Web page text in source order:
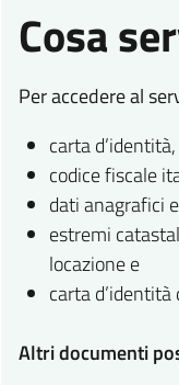
Cosa
Per accedere al
carta
codice fiscale
dati anagrafici
estremi
locazione e
carta
Altri documenti